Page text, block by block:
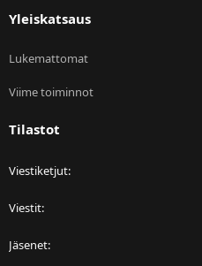
Yleiskatsaus
Lukemattomat
Viime toiminnot
Tilastot
Viestiketjut
Viestit
Jäsenet